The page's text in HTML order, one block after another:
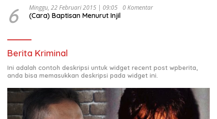
6 Minggu, 22 Februari 2015 | 09:05 0 Komentar
(Cara) Baptisan Menurut Injil
Berita Kriminal
Ini adalah contoh deskripsi untuk widget recent post wpberita,
anda bisa memasukkan deskripsi pada widget ini.